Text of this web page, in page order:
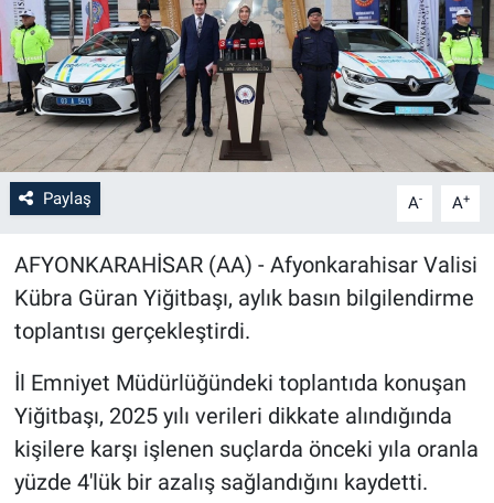
Paylaş A- A+
AFYONKARAHİSAR (AA) - Afyonkarahisar Valisi
Kübra Güran Yiğitbaşı, aylık basın bilgilendirme
toplantısı gerçekleştirdi.
İl Emniyet Müdürlüğündeki toplantıda konuşan
Yiğitbaşı, 2025 yılı verileri dikkate alındığında
kişilere karşı işlenen suçlarda önceki yıla oranla
yüzde 4'lük bir azalış sağlandığını kaydetti.